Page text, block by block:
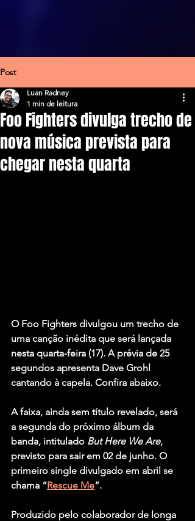
Post
Foo Fighters divulga trecho de
nova música prevista para
chegar nesta quarta
Luan Radney
1 min de leitura
O Foo Fighters divulgou um trecho de
uma canção inédita que será lançada
nesta quarta-feira (17). A prévia de 25
segundos apresenta Dave Grohl
cantando à capela. Confira abaixo.
A faixa, ainda sem título revelado, será
a segunda do próximo álbum da
banda, intitulado But Here We Are,
previsto para sair em 02 de junho. O
primeiro single divulgado em abril se
chama “Rescue Me“.
Produzido pelo colaborador de longa